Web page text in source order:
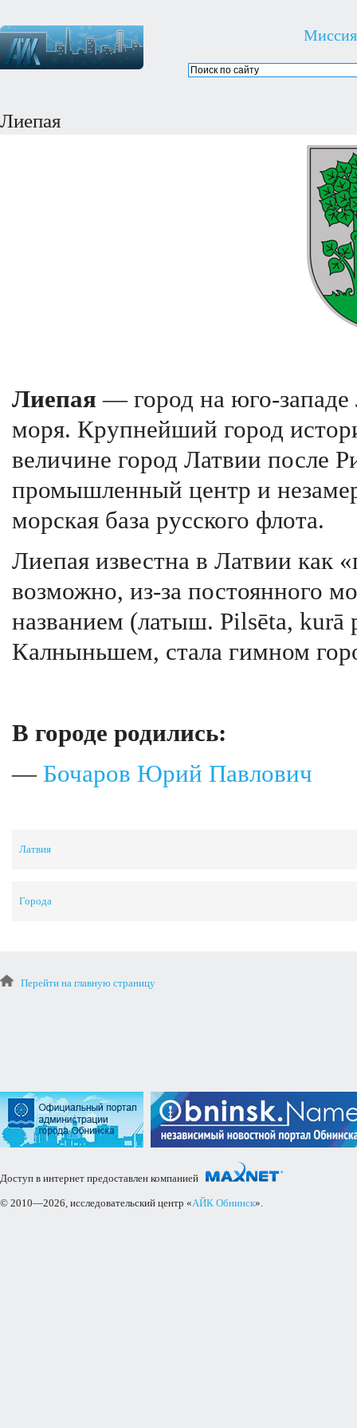
Миссия
Лиепая
Лиепая — город на юго-западе
моря. Крупнейший город
величине город Латвии после
промышленный центр и
морская база русского флота.
Лиепая известна в Латвии как
возможно, из-за постоянного
названием (латыш. Pilsēta,
Калныньшем, стала гимном
В городе родились:
— Бочаров Юрий Павлович
Латвия
Города
Перейти на главную страницу
Доступ в интернет предоставлен компанией
© 2010—2026, исследовательский центр «АЙК Обнинск».